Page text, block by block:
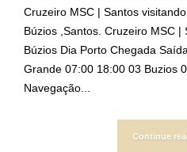
Cruzeiro MSC | Santos
Búzios ,Santos. Cruzeiro MSC
Búzios Dia Porto Chegada
Grande 07:00 18:00 03
Navegação...
Continue